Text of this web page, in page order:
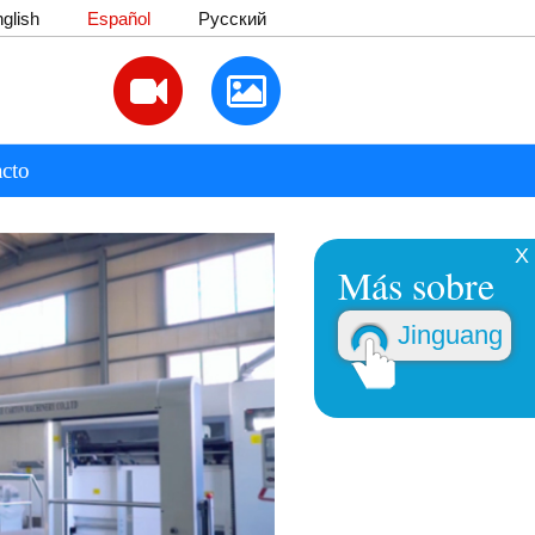
Español Русский
X
Más sobre
Jinguang